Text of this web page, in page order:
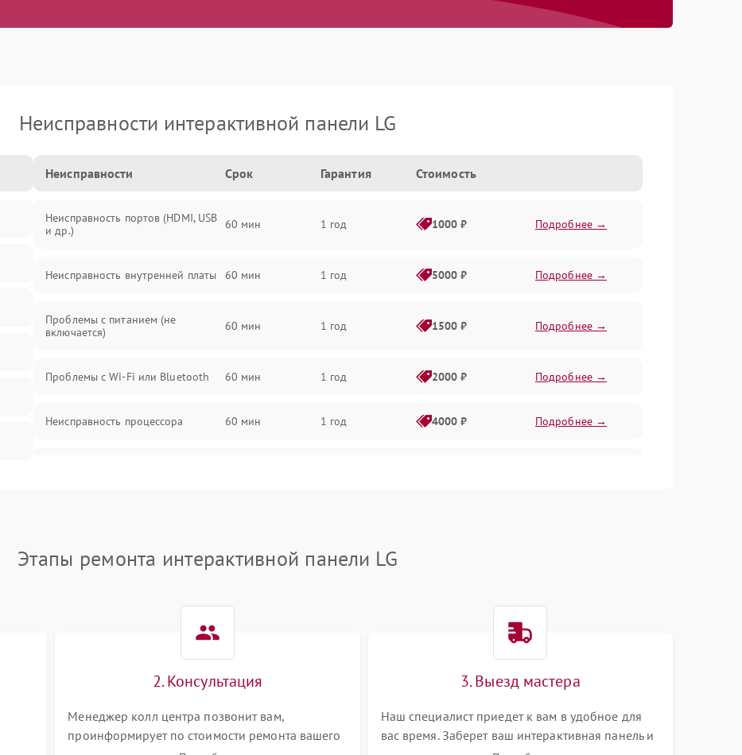
Неисправности интерактивной панели LG
Неисправности Срок Гарантия Стоимость
Неисправность портов (HDMI, USB
и др.)
60 мин 1 год 1000 ₽ Подробнее →
Неисправность внутренней платы 60 мин 1 год 5000 ₽ Подробнее →
Проблемы с питанием (не
включается)
60 мин 1 год 1500 ₽ Подробнее →
Проблемы с Wi-Fi или Bluetooth 60 мин 1 год 2000 ₽ Подробнее →
Неисправность процессора 60 мин 1 год 4000 ₽ Подробнее →
Перегрев устройства 60 мин 1 год
Этапы ремонта интерактивной панели LG
2. Консультация
Менеджер колл центра позвонит вам,
проинформирует по стоимости ремонта вашего
3. Выезд мастера
Наш специалист приедет к вам в удобное для
вас время. Заберет ваш интерактивная панель и